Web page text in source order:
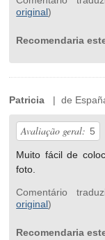
original)
Recomendaria
Patricia | de
Avaliação geral: 5
Muito fácil de
foto.
Comentário
original)
Recomendaria